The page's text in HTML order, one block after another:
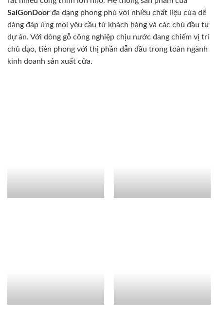
SaiGonDoor đa dạng phong phú với nhiều chất liệu cửa dễ
dàng đáp ứng mọi yêu cầu từ khách hàng và các chủ đầu tư
dự án. Với dòng gỗ công nghiệp chịu nước đang chiếm vị trí
chủ đạo, tiên phong với thị phần dẫn đầu trong toàn ngành
kinh doanh sản xuất cửa.